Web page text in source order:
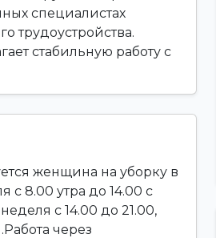
специалистах
трудоустройства.
стабильную работу с
женщина на уборку в
8.00 утра до 14.00 с
с 14.00 до 21.00,
через